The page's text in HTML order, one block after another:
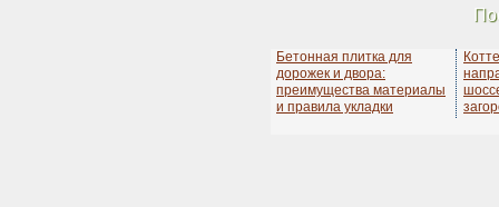
Бетонная плитка для
дорожек и двора:
преимущества материалы
и правила укладки